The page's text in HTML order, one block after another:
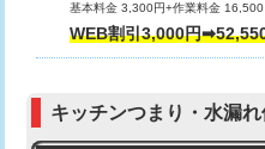
給水管工事※（ライニング鋼
管・ポリ管・HT管使用/3ｍま
管・ポリ管・HT管使用/3ｍ超
その他部品の脱着
基本料金 3,300円+作業料金
WEB割引3,000円
キッチンつまり・水漏